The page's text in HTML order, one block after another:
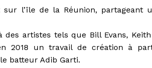
l’île de la Réunion, partageant
artistes tels que Bill Evans,
2018 un travail de création à
batteur Adib Garti.